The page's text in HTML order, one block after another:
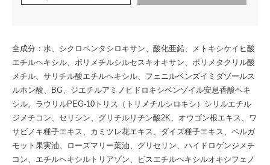
全成分：水、シクロペンタシロキサン、酸化亜鉛、メトキシケイヒ酸
エチルヘキシル、ポリメチルシルセスキオキサン、ポリメタクリル酸
メチル、サリチル酸エチルヘキシル、フェニルベンズイミダゾールス
ルホン酸、BG、ジエチルアミノヒドロキシベンゾイル安息香酸ヘキ
シル、ラウリルPEG-10トリス（トリメチルシロキシ）シリルエチル
ジメチコン、セリシン、グリチルリチン酸2K、オウゴン根エキス、ワ
サビノキ種子エキス、カミツレ花エキス、ダイズ種子エキス、ベルガ
モット果実油、ローズマリー葉油、グリセリン、ハイドロゲンジメチ
コン、エチルヘキシルトリアゾン、ビスエチルヘキシルオキシフェノ